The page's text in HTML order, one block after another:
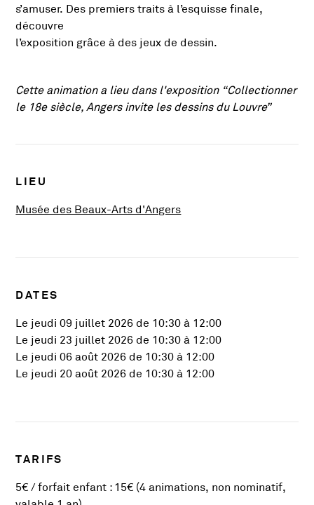
s’amuser. Des premiers traits à l’esquisse finale,
découvre
l’exposition grâce à des jeux de dessin.
Cette animation a lieu dans l'exposition “Collectionner
le 18e siècle, Angers invite les dessins du Louvre”
LIEU
Musée des Beaux-Arts d'Angers, Ouvre une nouvelle
DATES
Le jeudi 09 juillet 2026 de 10:30 à 12:00
Le jeudi 23 juillet 2026 de 10:30 à 12:00
Le jeudi 06 août 2026 de 10:30 à 12:00
Le jeudi 20 août 2026 de 10:30 à 12:00
TARIFS
5€ / forfait enfant : 15€ (4 animations, non nominatif,